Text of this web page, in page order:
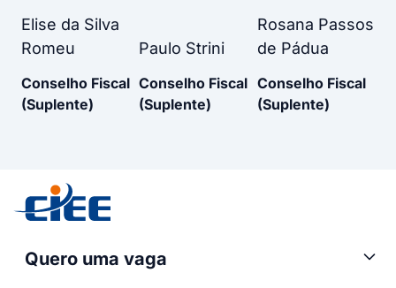
Elise da Silva
Romeu
Conselho Fiscal
(Suplente)
Paulo Strini
Conselho Fiscal
(Suplente)
Rosana Passos
de Pádua
Conselho Fiscal
(Suplente)
Quero uma vaga